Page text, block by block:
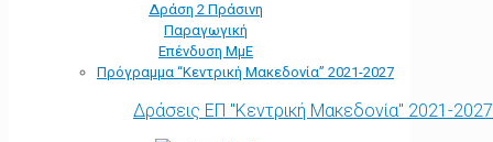
Δράση 2 Πράσινη
Παραγωγική
Επένδυση ΜμΕ
Πρόγραμμα “Κεντρική Μακεδονία” 2021-2027
Δράσεις ΕΠ "Κεντρική Μακεδονία" 2021-2027